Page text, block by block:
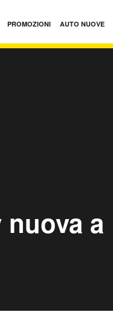
PROMOZIONI AUTO NUOVE
nuova a